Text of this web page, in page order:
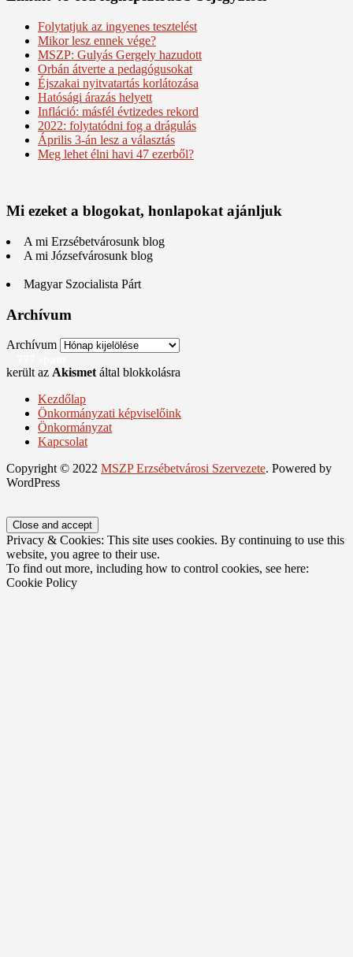
Folytatjuk az ingyenes tesztelést
Mikor lesz ennek vége?
MSZP: Gulyás Gergely hazudott
Orbán átverte a pedagógusokat
Éjszakai nyitvatartás korlátozása
Hatósági árazás helyett
Infláció: másfél évtizedes rekord
2022: folytatódni fog a drágulás
Április 3-án lesz a választás
Meg lehet élni havi 47 ezerből?
Mi ezeket a blogokat, honlapokat ajánljuk
A mi Erzsébetvárosunk blog
A mi Józsefvárosunk blog
Magyar Szocialista Párt
Archívum
Archívum
került az Akismetáltal blokkolásra
Kezdőlap
Önkormányzati képviselőink
Önkormányzat
Kapcsolat
Copyright © 2022 MSZP Erzsébetvárosi Szervezete. Powered by
WordPress
Privacy & Cookies: This site uses cookies. By continuing to use this
website, you agree to their use.
To find out more, including how to control cookies, see here:
Cookie Policy